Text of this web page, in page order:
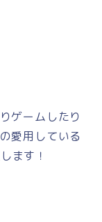
ゲームしたり
愛用している
ます！